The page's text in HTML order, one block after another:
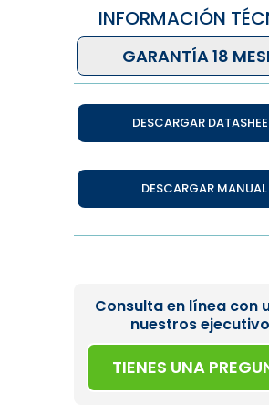
INFORMACIÓN
GARANTÍA 18
DESCARGAR
DESCARGAR MANUAL
Consulta en línea con
nuestros
TIENES UNA